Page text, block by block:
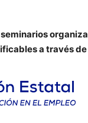
a través de